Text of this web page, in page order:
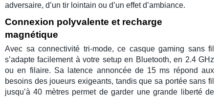
adversaire, d’un tir lointain ou d’un effet d’ambiance.
Connexion polyvalente et recharge
magnétique
Avec sa connectivité tri-mode, ce casque gaming sans fil
s’adapte facilement à votre setup en Bluetooth, en 2.4 GHz
ou en filaire. Sa latence annoncée de 15 ms répond aux
besoins des joueurs exigeants, tandis que sa portée sans fil
jusqu’à 40 mètres permet de garder une grande liberté de